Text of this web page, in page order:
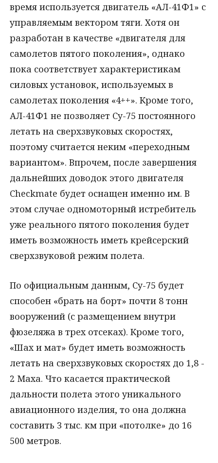
время используется двигатель «АЛ-41Ф1» с
управляемым вектором тяги. Хотя он
разработан в качестве «двигателя для
самолетов пятого поколения», однако
пока соответствует характеристикам
силовых установок, используемых в
самолетах поколения «4++». Кроме того,
АЛ-41Ф1 не позволяет Су-75 постоянного
летать на сверхзвуковых скоростях,
поэтому считается неким «переходным
вариантом». Впрочем, после завершения
дальнейших доводок этого двигателя
Checkmate будет оснащен именно им. В
этом случае одномоторный истребитель
уже реального пятого поколения будет
иметь возможность иметь крейсерский
сверхзвуковой режим полета.
По официальным данным, Су-75 будет
способен «брать на борт» почти 8 тонн
вооружений (с размещением внутри
фюзеляжа в трех отсеках). Кроме того,
«Шах и мат» будет иметь возможность
летать на сверхзвуковых скоростях до 1,8 -
2 Маха. Что касается практической
дальности полета этого уникального
авиационного изделия, то она должна
составить 3 тыс. км при «потолке» до 16
500 метров.